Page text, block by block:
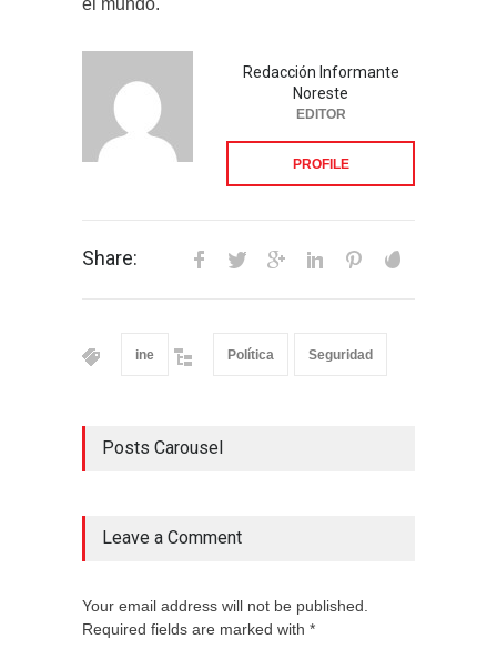
el mundo.
Redacción Informante
Noreste
EDITOR
PROFILE
Share:
ine Política Seguridad
Posts Carousel
Leave a Comment
Your email address will not be published.
Required fields are marked with *